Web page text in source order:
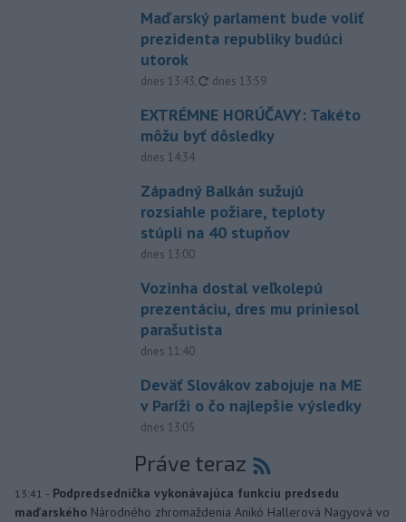
Maďarský parlament bude voliť
prezidenta republiky budúci
utorok
dnes 13:43, aktualizované
dnes 13:59
EXTRÉMNE HORÚČAVY: Takéto
môžu byť dôsledky
dnes 14:34
Západný Balkán sužujú
rozsiahle požiare, teploty
stúpli na 40 stupňov
dnes 13:00
Vozinha dostal veľkolepú
prezentáciu, dres mu priniesol
parašutista
dnes 11:40
Deväť Slovákov zabojuje na ME
v Paríži o čo najlepšie výsledky
dnes 13:05
Práve teraz
13:41 - Podpredsedníčka vykonávajúca funkciu predsedu
maďarského Národného zhromaždenia Anikó Hallerová Nagyová vo